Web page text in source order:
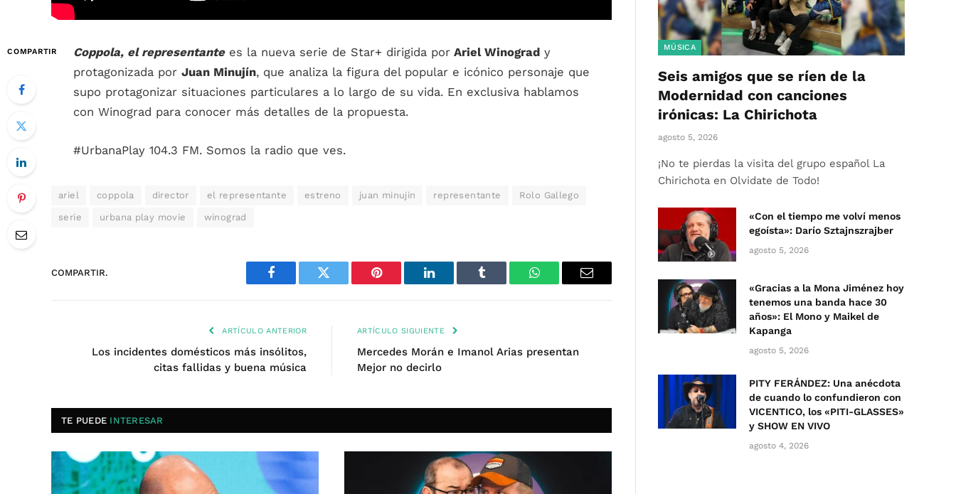
COMPARTIR Coppola, el representante es la nueva serie de Star+ dirigida por Ariel Winograd y
protagonizada por Juan Minujín, que analiza la figura del popular e icónico personaje que
supo protagonizar situaciones particulares a lo largo de su vida. En exclusiva hablamos
con Winograd para conocer más detalles de la propuesta.
#UrbanaPlay 104.3 FM. Somos la radio que ves.
ariel coppola director el representante estreno juan minujin representante Rolo Gallego
serie urbana play movie winograd
COMPARTIR.
Facebook Twitter Pinterest LinkedIn Tumblr WhatsAppEmail
ARTÍCULO ANTERIOR
Los incidentes domésticos más insólitos,
citas fallidas y buena música
ARTÍCULO SIGUIENTE
Mercedes Morán e Imanol Arias presentan
Mejor no decirlo
TE PUEDE INTERESAR
MÚSICA
Seis amigos que se ríen de la
Modernidad con canciones
irónicas: La Chirichota
agosto 5, 2026
¡No te pierdas la visita del grupo español La
Chirichota en Olvidate de Todo!
«Con el tiempo me volví menos
egoísta»: Darío Sztajnszrajber
agosto 5, 2026
«Gracias a la Mona Jiménez hoy
tenemos una banda hace 30
años»: El Mono y Maikel de
Kapanga
agosto 5, 2026
PITY FERÁNDEZ: Una anécdota
de cuando lo confundieron con
VICENTICO, los «PITI-GLASSES»
y SHOW EN VIVO
agosto 4, 2026